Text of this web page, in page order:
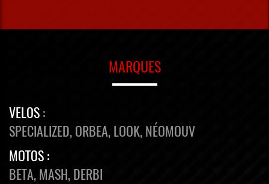
MARQUES
VELOS :
SPECIALIZED, ORBEA, LOOK, NÉOMOUV
MOTOS :
BETA, MASH, DERBI